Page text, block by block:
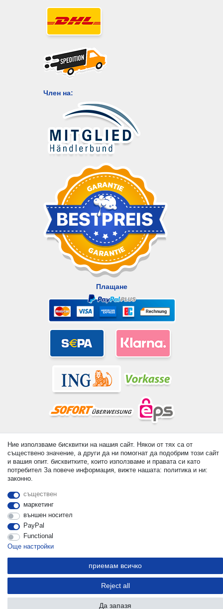
Член на:
Плащане
Prices incl. VAT. 19% VAT Basic prices see article detail | *
Applies to deliveries to the UK!
Ние използваме бисквитки на нашия сайт. Някои от тях са от
съществено значение, а други да ни помогнат да подобрим този сайт
и вашия опит. бисквитките, които използваме и правата си като
потребител За повече информация, вижте нашата: политика и ни:
законно.
съществен
маркетинг
външен носител
PayPal
Functional
Още настройки
приемам всичко
Reject all
Да запазя